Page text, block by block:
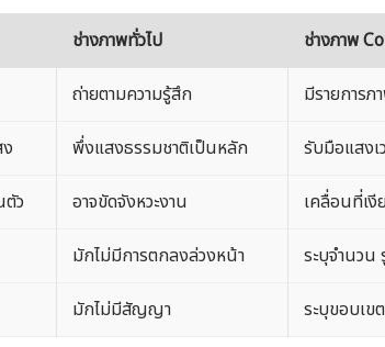
ช่างภาพทั่วไป ช่างภาพ
ถ่ายตามความรู้สึก มีรายการ
พึ่งแสงธรรมชาติเป็นหลัก รับมือแสง
ตัว อาจขัดจังหวะงาน เคลื่อนที่เงี
มักไม่มีการตกลงล่วงหน้า ระบุจำนวน
มักไม่มีสัญญา ระบุขอบเ